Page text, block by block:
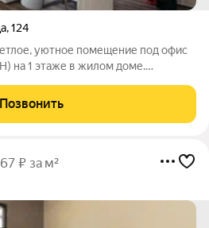
,124
уютное помещение под офис
на 1 этаже в жилом доме.
делового
юридический
Позвонить
₽ за м²